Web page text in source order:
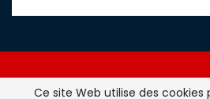
Ce site Web utilise des